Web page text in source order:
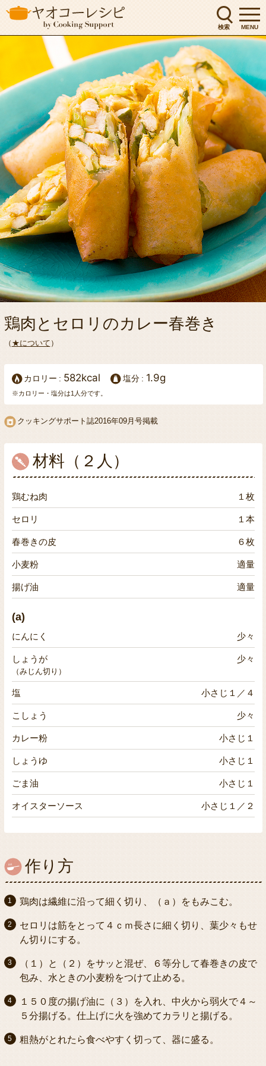
検索 MENU
鶏肉とセロリのカレー春巻き
（ ★について ）
カロリー 582kcal 塩分 1.9g
※カロリー・塩分は1人分です。
クッキングサポート誌2016年09月号掲載
材料（２人）
鶏むね肉 １枚
セロリ １本
春巻きの皮 ６枚
小麦粉 適量
揚げ油 適量
(a)
にんにく 少々
しょうが 少々
（みじん切り）
塩 小さじ１／４
こしょう 少々
カレー粉 小さじ１
しょうゆ 小さじ１
ごま油 小さじ１
オイスターソース 小さじ１／２
作り方
鶏肉は繊維に沿って細く切り、（ａ）をもみこむ。
セロリは筋をとって４ｃｍ長さに細く切り、葉少々もせ
ん切りにする。
（１）と（２）をサッと混ぜ、６等分して春巻きの皮で
包み、水ときの小麦粉をつけて止める。
１５０度の揚げ油に（３）を入れ、中火から弱火で４～
５分揚げる。仕上げに火を強めてカラリと揚げる。
粗熱がとれたら食べやすく切って、器に盛る。